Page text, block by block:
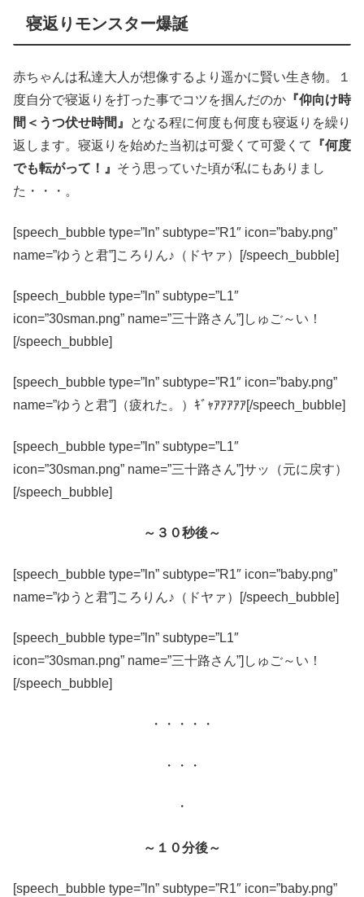
寝返りモンスター爆誕
赤ちゃんは私達大人が想像するより遥かに賢い生き物。１
度自分で寝返りを打った事でコツを掴んだのか 『仰向け時
間＜うつ伏せ時間』
となる程に何度も何度も寝返りを繰り
返します。寝返りを始めた当初は可愛くて可愛くて
『何度
でも転がって！』 そう思っていた頃が私にもありまし
た・・・。
[speech_bubble type=”ln” subtype=”R1″ icon=”baby.png”
name=”ゆうと君”]ころりん♪（ドヤァ）[/speech_bubble]
[speech_bubble type=”ln” subtype=”L1″
icon=”30sman.png” name=”三十路さん”]しゅご～い！
[/speech_bubble]
[speech_bubble type=”ln” subtype=”R1″ icon=”baby.png”
name=”ゆうと君”]（疲れた。）ｷﾞｬｱｱｱｱｱ[/speech_bubble]
[speech_bubble type=”ln” subtype=”L1″
icon=”30sman.png” name=”三十路さん”]サッ（元に戻す）
[/speech_bubble]
～３０秒後～
[speech_bubble type=”ln” subtype=”R1″ icon=”baby.png”
name=”ゆうと君”]ころりん♪（ドヤァ）[/speech_bubble]
[speech_bubble type=”ln” subtype=”L1″
icon=”30sman.png” name=”三十路さん”]しゅご～い！
[/speech_bubble]
・・・・・
・・・
・
～１０分後～
[speech_bubble type=”ln” subtype=”R1″ icon=”baby.png”